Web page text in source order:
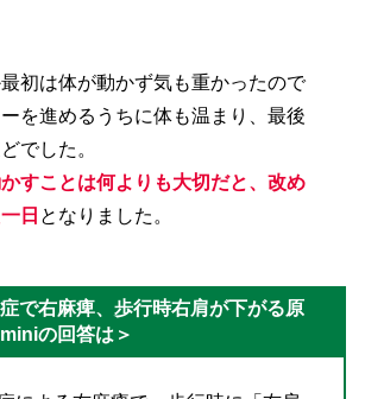
初は体が動かず気も重かったので
を進めるうちに体も温まり、最後
でした。
すことは何よりも大切だと、改め
日 となりました。
で右麻痺、歩行時右肩が下がる原
の回答は＞